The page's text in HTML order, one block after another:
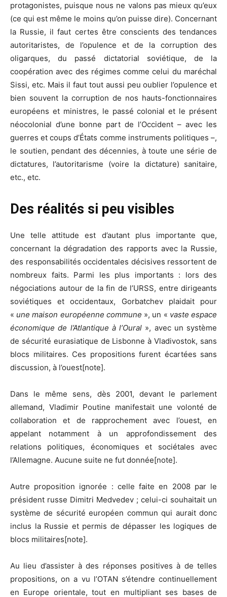
protagonistes, puisque nous ne valons pas mieux qu’eux
(ce qui est même le moins qu’on puisse dire). Concernant
la Russie, il faut certes être conscients des tendances
autoritaristes, de l’opulence et de la corruption des
oligarques, du passé dictatorial soviétique, de la
coopération avec des régimes comme celui du maréchal
Sissi, etc. Mais il faut tout aussi peu oublier l’opulence et
bien souvent la corruption de nos hauts-fonctionnaires
européens et ministres, le passé colonial et le présent
néocolonial d’une bonne part de l’Occident – avec les
guerres et coups d’États comme instruments politiques –,
le soutien, pendant des décennies, à toute une série de
dictatures, l’autoritarisme (voire la dictature) sanitaire,
etc., etc.
Des réalités si peu visibles
Une telle attitude est d’autant plus importante que,
concernant la dégradation des rapports avec la Russie,
des responsabilités occidentales décisives ressortent de
nombreux faits. Parmi les plus importants : lors des
négociations autour de la fin de l’URSS, entre dirigeants
soviétiques et occidentaux, Gorbatchev plaidait pour
« une maison européenne commune », un « vaste espace
économique de l’Atlantique à l’Oural », avec un système
de sécurité eurasiatique de Lisbonne à Vladivostok, sans
blocs militaires. Ces propositions furent écartées sans
discussion, à l’ouest[note].
Dans le même sens, dès 2001, devant le parlement
allemand, Vladimir Poutine manifestait une volonté de
collaboration et de rapprochement avec l’ouest, en
appelant notamment à un approfondissement des
relations politiques, économiques et sociétales avec
l’Allemagne. Aucune suite ne fut donnée[note].
Autre proposition ignorée : celle faite en 2008 par le
président russe Dimitri Medvedev ; celui-ci souhaitait un
système de sécurité européen commun qui aurait donc
inclus la Russie et permis de dépasser les logiques de
blocs militaires[note].
Au lieu d’assister à des réponses positives à de telles
propositions, on a vu l’OTAN s’étendre continuellement
en Europe orientale, tout en multipliant ses bases de